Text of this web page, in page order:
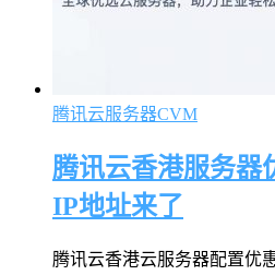
腾讯云服务器CVM
腾讯云香港服务器
IP地址来了
腾讯云香港云服务器配置优